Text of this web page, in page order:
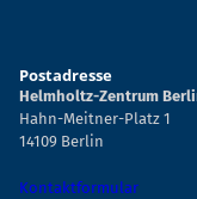
Postadresse
Helmholtz-Zentrum
Hahn-Meitner-Platz 1
14109 Berlin
Kontaktformular